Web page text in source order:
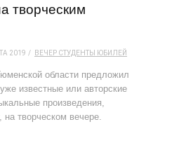
творческим
2019 ВЕЧЕР СТУДЕНТЫ ЮБИЛЕЙ
области предложил
известные или авторские
произведения,
на творческом вечере.